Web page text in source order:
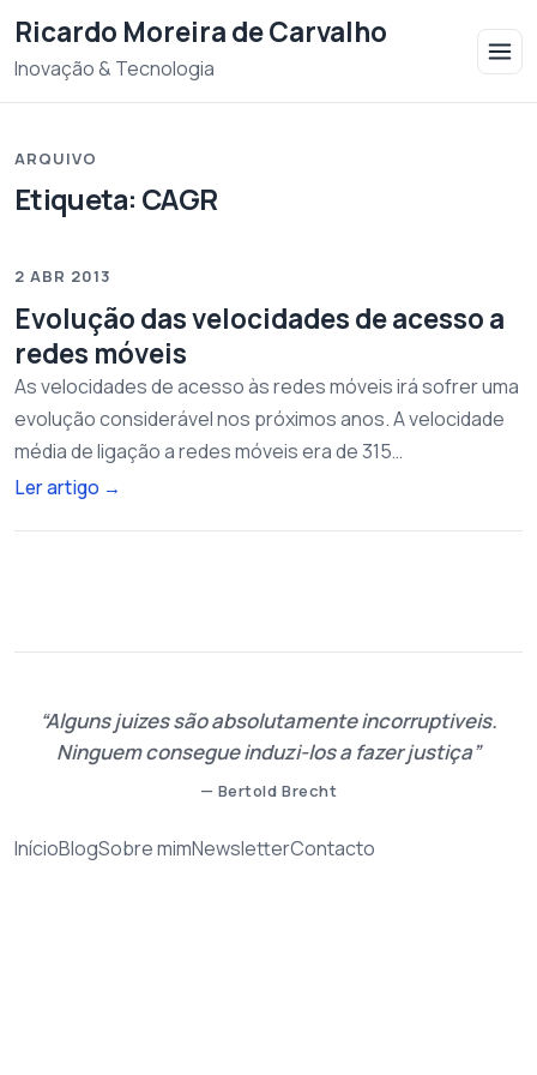
Ricardo Moreira de Carvalho
Inovação & Tecnologia
ARQUIVO
Etiqueta: CAGR
2 ABR 2013
Evolução das velocidades de acesso a
redes móveis
As velocidades de acesso às redes móveis irá sofrer uma
evolução considerável nos próximos anos. A velocidade
média de ligação a redes móveis era de 315…
Ler artigo →
Alguns juizes são absolutamente incorruptiveis.
Ninguem consegue induzi-los a fazer justiça
— Bertold Brecht
InícioBlogSobre mimNewsletterContacto